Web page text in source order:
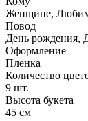
Женщине,
Повод
День рождения,
Оформление
Пленка
Количество
9 шт.
Высота букета
45 см